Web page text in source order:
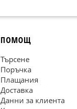
ПОМОЩ
Търсене
Поръчка
Плащания
Доставка
Данни за клиента